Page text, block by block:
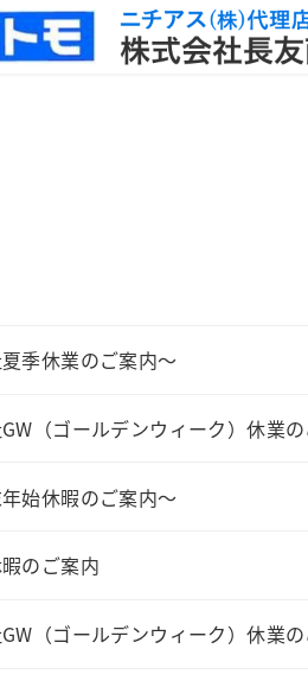
季休業のご案内～
（ゴールデンウィーク）休業
始休暇のご案内～
のご案内
（ゴールデンウィーク）休業